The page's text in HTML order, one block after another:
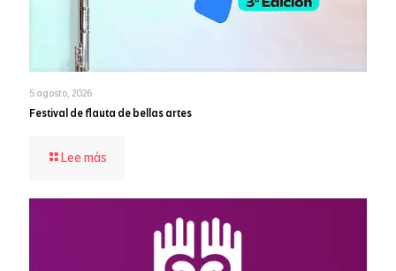
5 agosto, 2026
Festival de flauta de bellas artes
Lee más